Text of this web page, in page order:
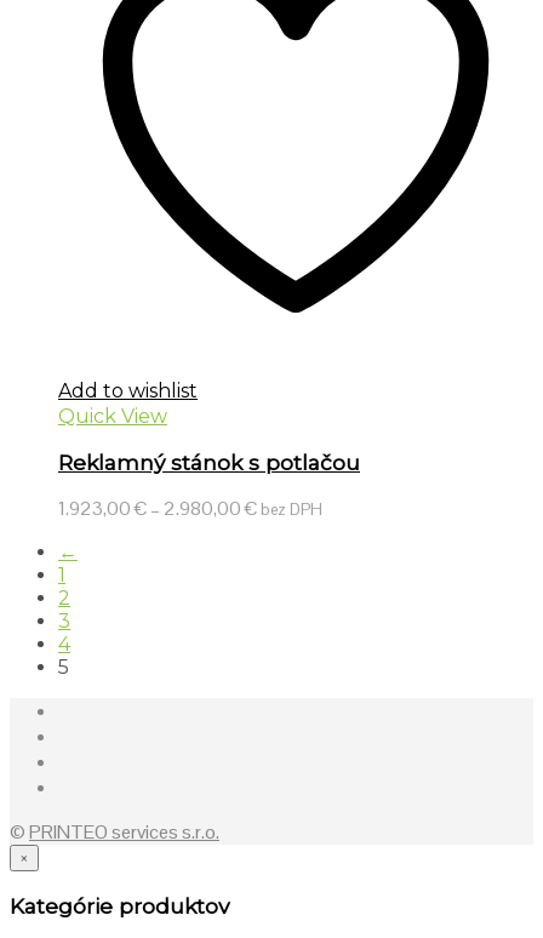
Add to wishlist
Quick View
Reklamný stánok s potlačou
1.923,00€– 2.980,00€ bez DPH
←
1
2
3
4
5
©PRINTEO services s.r.o.
×
Kategórie produktov